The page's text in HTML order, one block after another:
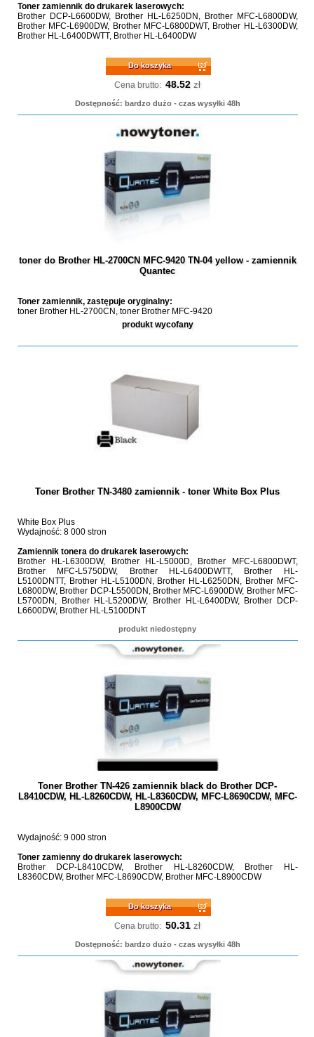
Toner zamiennik do drukarek laserowych:
Brother DCP-L6600DW, Brother HL-L6250DN, Brother MFC-L6800DW,
Brother MFC-L6900DW, Brother MFC-L6800DWT, Brother HL-L6300DW,
Brother HL-L6400DWTT, Brother HL-L6400DW
Do koszyka
Cena brutto: 48.52 zł
Dostępność: bardzo dużo - czas wysyłki 48h
toner do Brother HL-2700CN MFC-9420 TN-04 yellow - zamiennik
Quantec
Toner zamiennik, zastępuje oryginalny:
toner Brother HL-2700CN, toner Brother MFC-9420
produkt wycofany
Toner Brother TN-3480 zamiennik - toner White Box Plus
White Box Plus
Wydajność: 8 000 stron
Zamiennik tonera do drukarek laserowych:
Brother HL-L6300DW, Brother HL-L5000D, Brother MFC-L6800DWT,
Brother MFC-L5750DW, Brother HL-L6400DWTT, Brother HL-
L5100DNTT, Brother HL-L5100DN, Brother HL-L6250DN, Brother MFC-
L6800DW, Brother DCP-L5500DN, Brother MFC-L6900DW, Brother MFC-
L5700DN, Brother HL-L5200DW, Brother HL-L6400DW, Brother DCP-
L6600DW, Brother HL-L5100DNT
produkt niedostępny
Toner Brother TN-426 zamiennik black do Brother DCP-
L8410CDW, HL-L8260CDW, HL-L8360CDW, MFC-L8690CDW, MFC-
L8900CDW
Wydajność: 9 000 stron
Toner zamienny do drukarek laserowych:
Brother DCP-L8410CDW, Brother HL-L8260CDW, Brother HL-
L8360CDW, Brother MFC-L8690CDW, Brother MFC-L8900CDW
Do koszyka
Cena brutto: 50.31 zł
Dostępność: bardzo dużo - czas wysyłki 48h